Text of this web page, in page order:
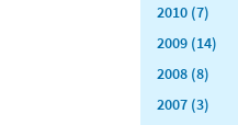
2010 (7)
2009 (14)
2008 (8)
2007 (3)